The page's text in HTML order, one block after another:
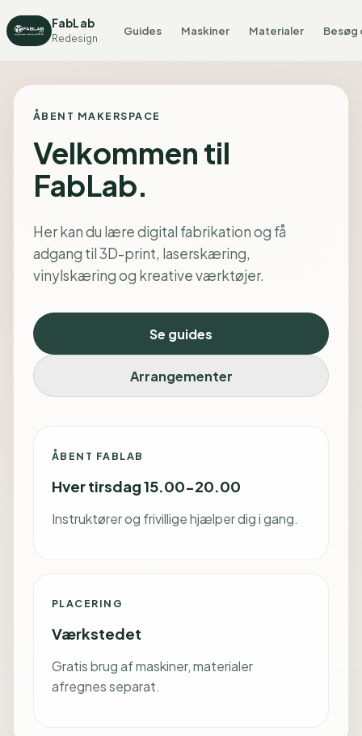
FabLab
Redesign
Guides Maskiner Materialer Besøg
ÅBENT MAKERSPACE
Velkommen til
FabLab.
Her kan du lære digital fabrikation og få
adgang til 3D-print, laserskæring,
vinylskæring og kreative værktøjer.
Se guides
Arrangementer
ÅBENT FABLAB
Hver tirsdag 15.00-20.00
Instruktører og frivillige hjælper dig i gang.
PLACERING
Værkstedet
Gratis brug af maskiner, materialer
afregnes separat.